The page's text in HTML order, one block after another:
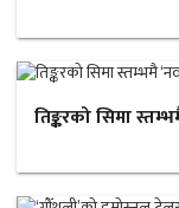
तिङ्करको सिमा